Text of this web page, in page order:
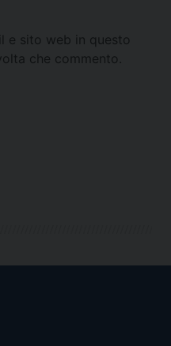
e sito web in questo
che commento.